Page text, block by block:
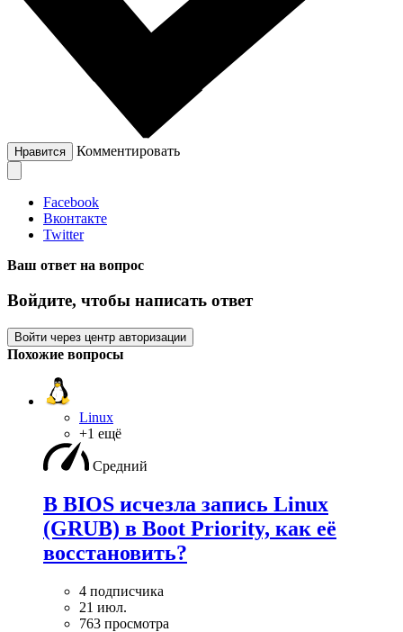
Нравится Комментировать
Facebook
Вконтакте
Twitter
Ваш ответ на вопрос
Войдите, чтобы написать ответ
Войти через центр авторизации
Похожие вопросы
Linux
+1 ещё
Средний
В BIOS исчезла запись Linux
(GRUB) в Boot Priority, как её
восстановить?
4 подписчика
21 июл.
763 просмотра